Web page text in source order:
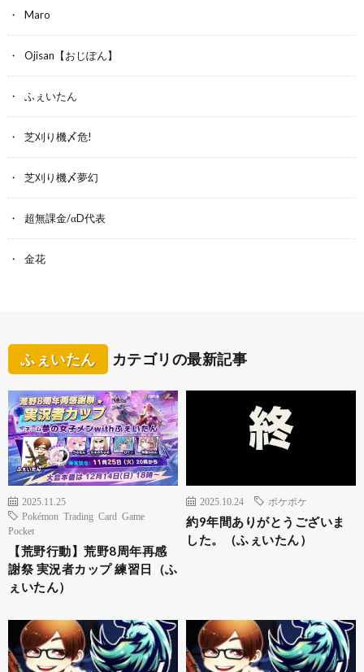
Maro
Ojisan【おじぽん】
ふぇいたん
芝刈り機〆危!
芝刈り機〆夢幻
超無課金/αD代表
金花
ふぇいたん カテゴリの最新記事
2025.11.25
Pokémon Trading Card Game
Pocket
【荒野行動】荒野8周年再感
謝祭 実況者カップ 練習日（ふ
ぇいたん）
2025.10.24 ポケポケ
約9年間ありがとうございま
した。（ふぇいたん）